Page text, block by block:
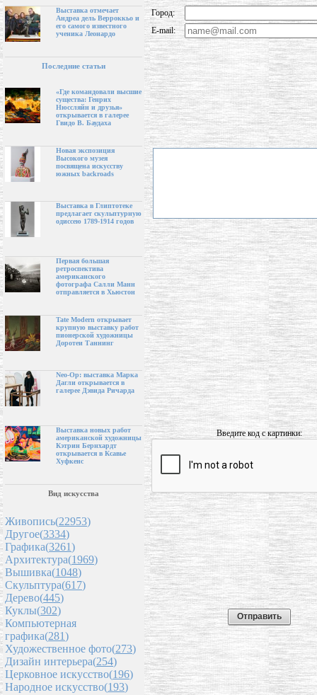
Выставка отмечает
Андреа дель Верроккьо и
его самого известного
ученика Леонардо
Последние статьи
«Где командовали высшие
существа: Генрих
Нюссляйн и друзья»
открывается в галерее
Гвидо В. Баудаха
Новая экспозиция
Высокого музея
посвящена искусству
южных backroads
Выставка в Глиптотеке
предлагает скульптурную
одиссею 1789-1914 годов
Первая большая
ретроспектива
американского
фотографа Салли Манн
отправляется в Хьюстон
Tate Modern открывает
крупную выставку работ
пионерской художницы
Доротеи Таннинг
Neo-Op: выставка Марка
Дагли открывается в
галерее Дэвида Ричарда
Выставка новых работ
американской художницы
Кэтрин Бернхардт
открывается в Ксавье
Хуфкенс
Вид искусства
Живопись(22953)
Другое(3334)
Графика(3261)
Архитектура(1969)
Вышивка(1048)
Скульптура(617)
Дерево(445)
Куклы(302)
Компьютерная
графика(281)
Художественное фото(273)
Дизайн интерьера(254)
Церковное искусство(196)
Народное искусство(193)
Город:
E-mail:
Введите код с картинки: